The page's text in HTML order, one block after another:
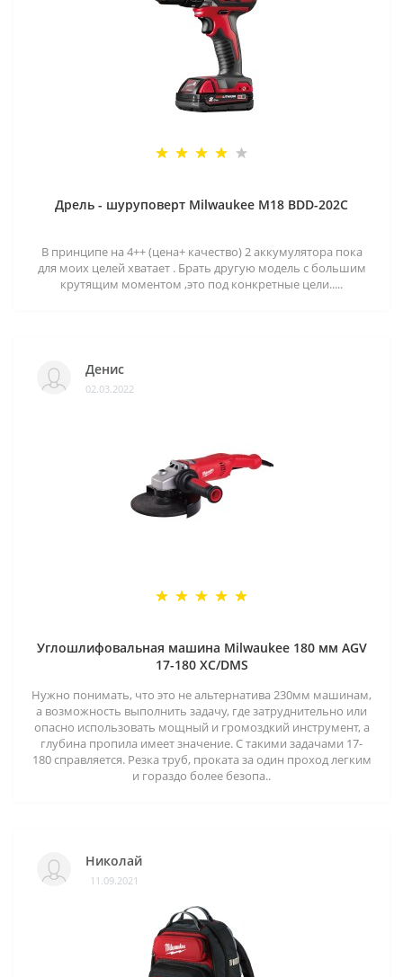
Дрель - шуруповерт Milwaukee M18 BDD-202C
В принципе на 4++ (цена+ качество) 2 аккумулятора пока
для моих целей хватает . Брать другую модель с большим
крутящим моментом ,это под конкретные цели.....
Денис
02.03.2022
Углошлифовальная машина Milwaukee 180 мм AGV
17-180 XC/DMS
Нужно понимать, что это не альтернатива 230мм машинам,
а возможность выполнить задачу, где затруднительно или
опасно использовать мощный и громоздкий инструмент, а
глубина пропила имеет значение. С такими задачами 17-
180 справляется. Резка труб, проката за один проход легким
и гораздо более безопа..
Николай
11.09.2021